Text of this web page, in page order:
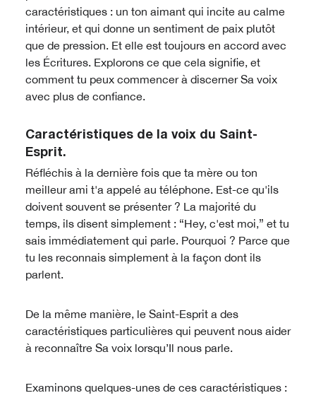
caractéristiques : un ton aimant qui incite au calme
intérieur, et qui donne un sentiment de paix plutôt
que de pression. Et elle est toujours en accord avec
les Écritures. Explorons ce que cela signifie, et
comment tu peux commencer à discerner Sa voix
avec plus de confiance.
Caractéristiques de la voix du Saint-
Esprit.
Réfléchis à la dernière fois que ta mère ou ton
meilleur ami t'a appelé au téléphone. Est-ce qu'ils
doivent souvent se présenter ? La majorité du
temps, ils disent simplement : “Hey, c'est moi,” et tu
sais immédiatement qui parle. Pourquoi ? Parce que
tu les reconnais simplement à la façon dont ils
parlent.
De la même manière, le Saint-Esprit a des
caractéristiques particulières qui peuvent nous aider
à reconnaître Sa voix lorsqu’Il nous parle.
Examinons quelques-unes de ces caractéristiques :